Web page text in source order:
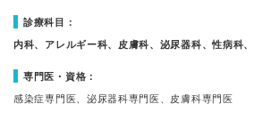
診療科目：
内科、アレルギー科、皮膚科、泌尿器科、性病科
専門医・資格：
感染症専門医、泌尿器科専門医、皮膚科専門医